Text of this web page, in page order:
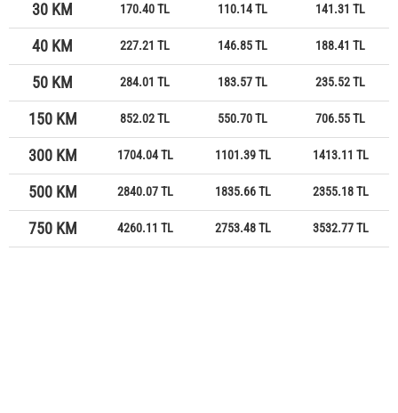
30 KM 170.40 TL 110.14 TL 141.31 TL
40 KM 227.21 TL 146.85 TL 188.41 TL
50 KM 284.01 TL 183.57 TL 235.52 TL
150 KM 852.02 TL 550.70 TL 706.55 TL
300 KM 1704.04 TL 1101.39 TL 1413.11 TL
500 KM 2840.07 TL 1835.66 TL 2355.18 TL
750 KM 4260.11 TL 2753.48 TL 3532.77 TL